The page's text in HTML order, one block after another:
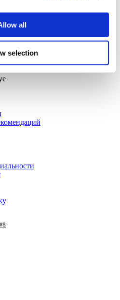
all
selection
зарегистрированным в TÜRSAB
в сертифицированном
специализирующемся на